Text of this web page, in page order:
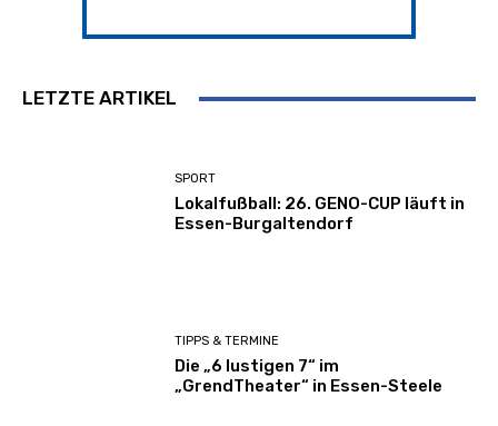
LETZTE ARTIKEL
SPORT
Lokalfußball: 26. GENO-CUP läuft in
Essen-Burgaltendorf
TIPPS & TERMINE
Die „6 lustigen 7“ im
„GrendTheater“ in Essen-Steele